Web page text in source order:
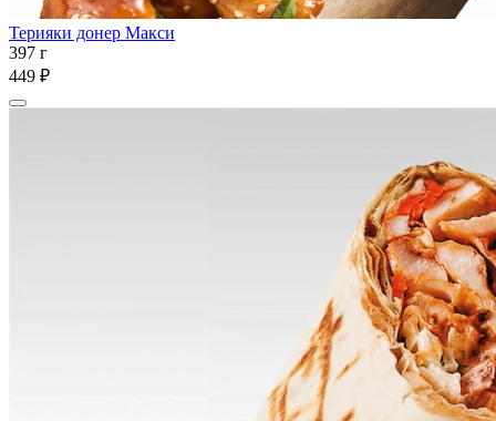
Терияки донер Макси
397 г
449 ₽